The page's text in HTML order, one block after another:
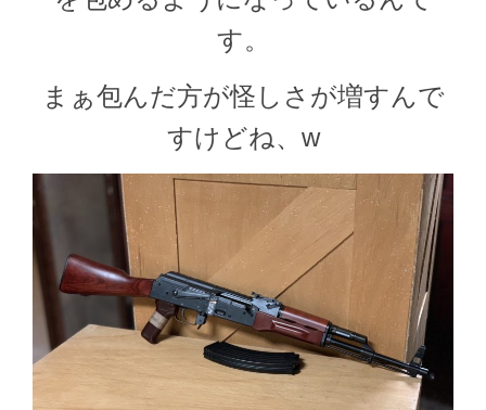
す。
まぁ包んだ方が怪しさが増すんで
すけどね、w